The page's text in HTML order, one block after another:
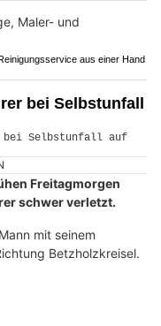
aus einer Hand
bei Selbstunfall
Freitagmorgen
schwer verletzt.
mit seinem
Betzholzkreisel.